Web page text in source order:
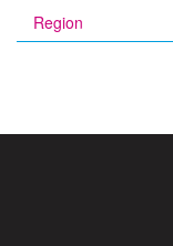
Region